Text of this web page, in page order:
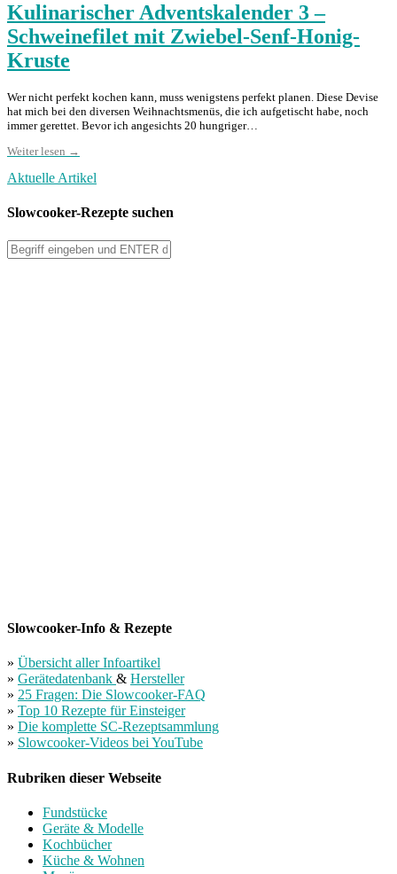
Kulinarischer Adventskalender 3 –
Schweinefilet mit Zwiebel-Senf-Honig-
Kruste
Wer nicht perfekt kochen kann, muss wenigstens perfekt planen. Diese Devise
hat mich bei den diversen Weihnachtsmenüs, die ich aufgetischt habe, noch
immer gerettet. Bevor ich angesichts 20 hungriger…
Weiter lesen →
Aktuelle Artikel
Slowcooker-Rezepte suchen
Slowcooker-Info & Rezepte
» Übersicht aller Infoartikel
» Gerätedatenbank & Hersteller
» 25 Fragen: Die Slowcooker-FAQ
» Top 10 Rezepte für Einsteiger
» Die komplette SC-Rezeptsammlung
» Slowcooker-Videos bei YouTube
Rubriken dieser Webseite
Fundstücke
Geräte & Modelle
Kochbücher
Küche & Wohnen